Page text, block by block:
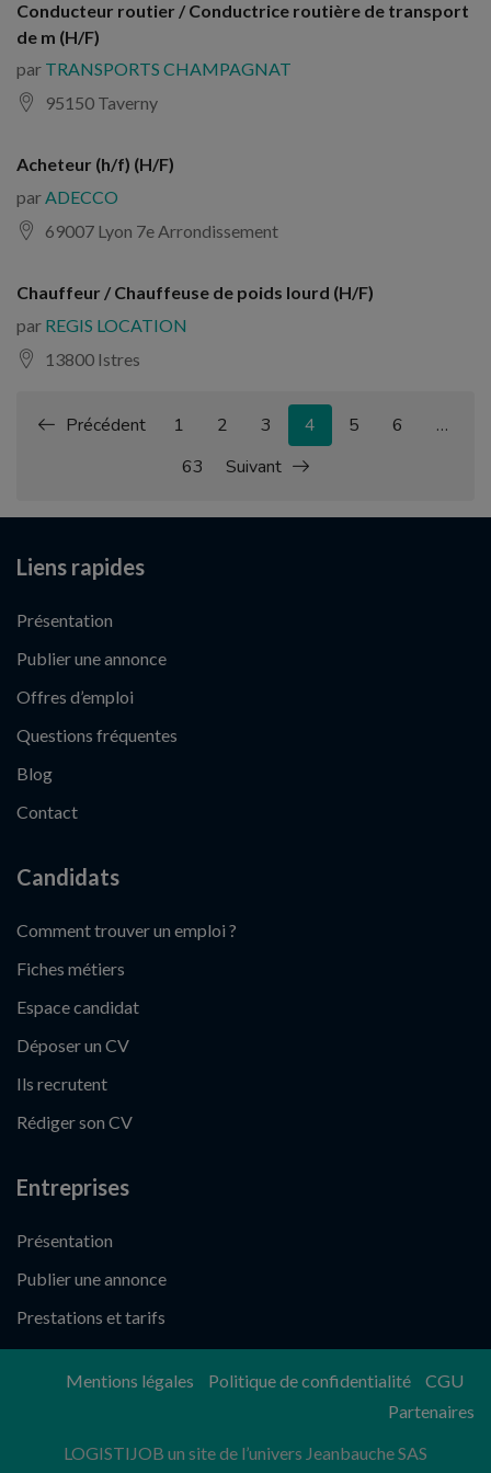
Conducteur routier / Conductrice routière de transport
de m (H/F)
par TRANSPORTS CHAMPAGNAT
95150 Taverny
Acheteur (h/f) (H/F)
parADECCO
69007 Lyon 7e Arrondissement
Chauffeur / Chauffeuse de poids lourd (H/F)
par REGIS LOCATION
13800 Istres
Précédent 1 2 3 4 5 6
…
63
Suivant
Liens rapides
Présentation
Publier une annonce
Offres d’emploi
Questions fréquentes
Blog
Contact
Candidats
Comment trouver un emploi ?
Fiches métiers
Espace candidat
Déposer un CV
Ils recrutent
Rédiger son CV
Entreprises
Présentation
Publier une annonce
Prestations et tarifs
LOGISTIJOB un site de l’univers Jeanbauche SAS
Mentions légales Politique de confidentialité
CGU
Partenaires